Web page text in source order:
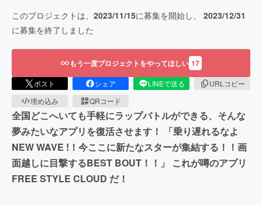
このプロジェクトは、 2023/11/15に募集を開始し、 2023/12/31
に募集を終了しました
もう一度プロジェクトをやってほしい 17
ポスト シェア LINEで送る
URLコピー
埋め込み
QRコード
全国どこへいても手軽にラップバトルができる、そんな
夢みたいなアプリを復活させます！ 「乗り遅れるなよ
NEW WAVE !！今ここに新たなスターが集結する！！画
面越しに目撃するBEST BOUT！！」 これが噂のアプリ
FREE STYLE CLOUD だ！